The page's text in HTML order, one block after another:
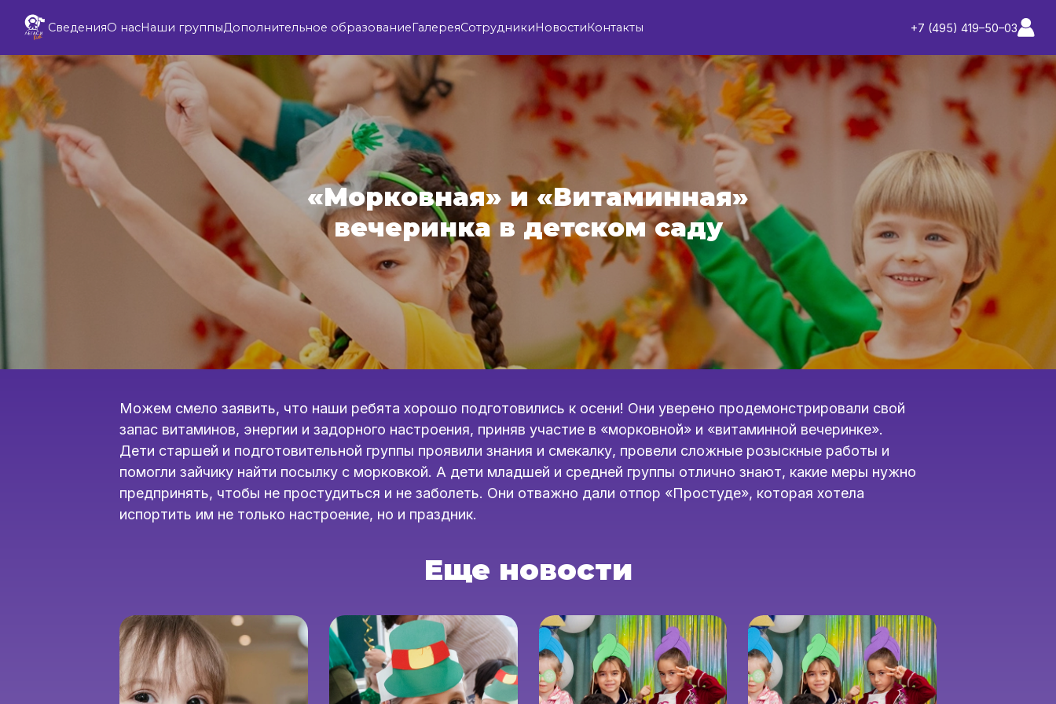
СведенияО насНаши группыДополнительное образованиеГалереяСотрудникиНовостиКонтакты +7 (495) 419–50–03
«Морковная» и «Витаминная»
вечеринка в детском саду
Можем смело заявить, что наши ребята хорошо подготовились к осени! Они уверено продемонстрировали свой
запас витаминов, энергии и задорного настроения, приняв участие в «морковной» и «витаминной вечеринке».
Дети старшей и подготовительной группы проявили знания и смекалку, провели сложные розыскные работы и
помогли зайчику найти посылку с морковкой. А дети младшей и средней группы отлично знают, какие меры нужно
предпринять, чтобы не простудиться и не заболеть. Они отважно дали отпор «Простуде», которая хотела
испортить им не только настроение, но и праздник.
Еще новости